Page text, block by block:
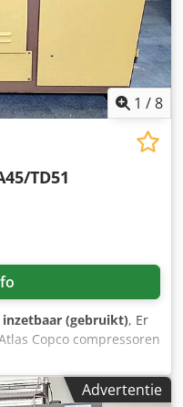
1 /8
TD51
(gebruikt), Er
Copco compressoren
1) Compressor
10bar, draaiuren:
44, bouwjaar: 1999,
Advertentie